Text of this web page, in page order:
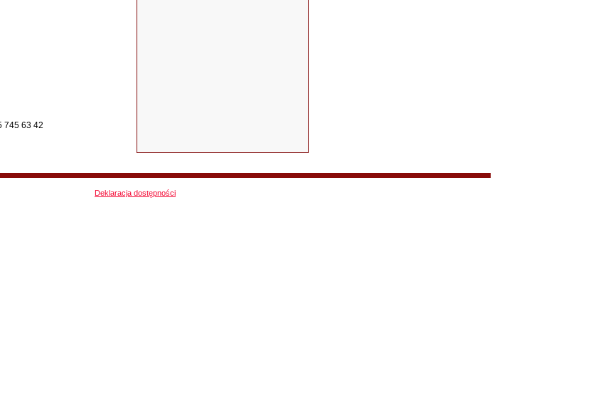
745 63 42
Deklaracja dostępności